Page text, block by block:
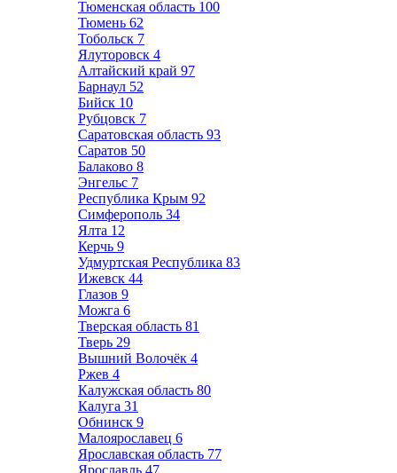
Тюменская область 100
Тюмень 62
Тобольск 7
Ялуторовск 4
Алтайский край 97
Барнаул 52
Бийск 10
Рубцовск 7
Саратовская область 93
Саратов 50
Балаково 8
Энгельс 7
Республика Крым 92
Симферополь 34
Ялта 12
Керчь 9
Удмуртская Республика 83
Ижевск 44
Глазов 9
Можга 6
Тверская область 81
Тверь 29
Вышний Волочёк 4
Ржев 4
Калужская область 80
Калуга 31
Обнинск 9
Малоярославец 6
Ярославская область 77
Ярославль 47